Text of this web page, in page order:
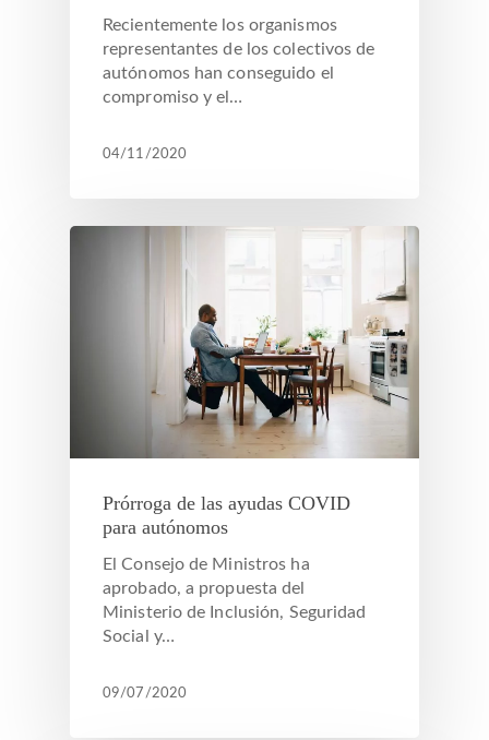
Recientemente los organismos
representantes de los colectivos de
autónomos han conseguido el
compromiso y el…
04/11/2020
Prórroga de las ayudas COVID
para autónomos
El Consejo de Ministros ha
aprobado, a propuesta del
Ministerio de Inclusión, Seguridad
Social y…
09/07/2020